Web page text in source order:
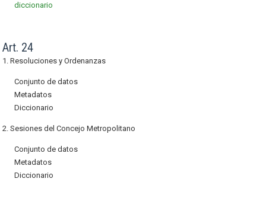
diccionario
Art. 24
1. Resoluciones y Ordenanzas
Conjunto de datos
Metadatos
Diccionario
2. Sesiones del Concejo Metropolitano
Conjunto de datos
Metadatos
Diccionario